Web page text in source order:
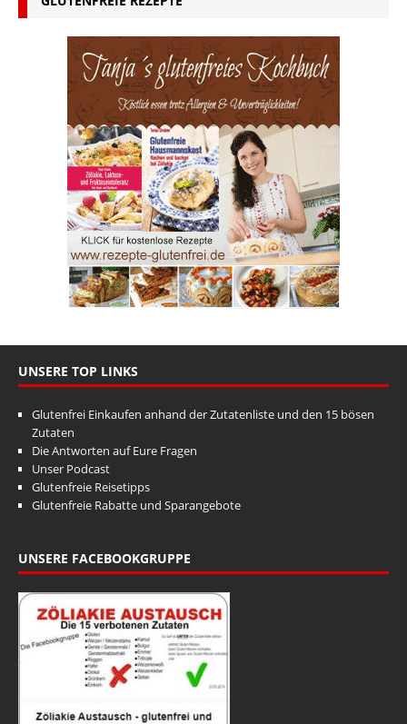
UNSERE TOP LINKS
Glutenfrei Einkaufen anhand der Zutatenliste und den 15 bösen
Zutaten
Die Antworten auf Eure Fragen
Unser Podcast
Glutenfreie Reisetipps
Glutenfreie Rabatte und Sparangebote
UNSERE FACEBOOKGRUPPE